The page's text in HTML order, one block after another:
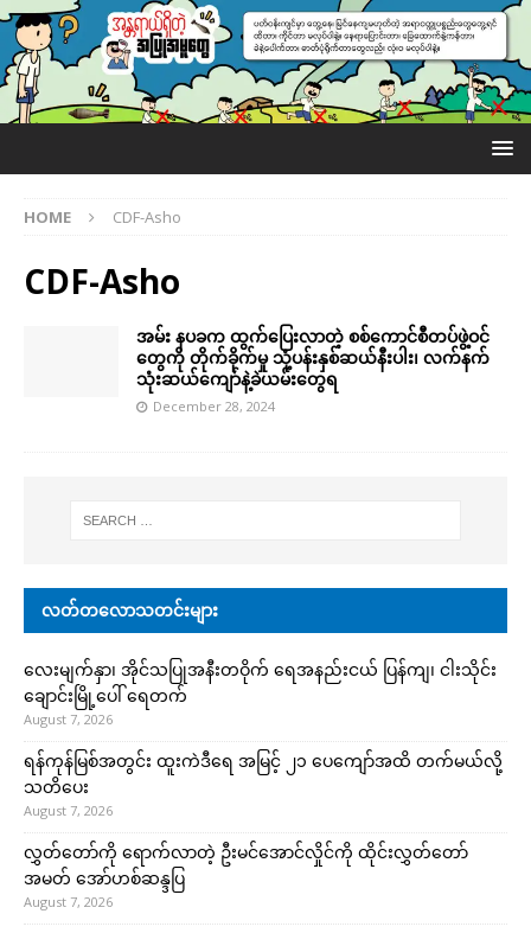
HOME CDF-Asho
CDF-Asho
အမ်း နပခက ထွက်ပြေးလာတဲ့ စစ်ကောင်စီတပ်ဖွဲ့ဝင်
တွေကို တိုက်ခိုက်မှု သုံ့ပန်းနှစ်ဆယ်နီးပါး၊ လက်နက်
သုံးဆယ်ကျော်နဲ့ခဲယမ်းတွေရ
December 28, 2024
လတ်တလောသတင်းများ
လေးမျက်နှာ၊ အိုင်သပြုအနီးတဝိုက် ရေအနည်းငယ် ပြန်ကျ၊ ငါးသိုင်း
ချောင်းမြို့ပေါ် ရေတက်
August 7, 2026
ရန်ကုန်မြစ်အတွင်း ထူးကဲဒီရေ အ​မြင့် ၂၁ ပေကျော်အထိ တက်မယ်လို့
သတိပေး
August 7, 2026
လွှတ်တော်ကို ရောက်လာတဲ့ ဦးမင်အောင်လှိုင်ကို ထိုင်းလွှတ်တော်
အမတ် အော်ဟစ်ဆန္ဒပြ
August 7, 2026